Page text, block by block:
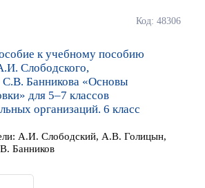
Код: 48306
к учебному пособию
Слободского,
Банникова «Основы
для 5–7 классов
организаций. 6 класс
А.И. Слободский, А.В. Голицын,
Банников